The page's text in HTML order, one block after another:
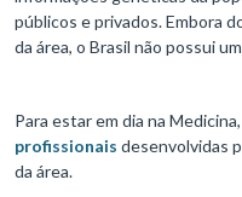
públicos e privados. Embora
da área, o Brasil não possui
Para estar em dia na Medicina,
profissionais desenvolvidas
da área.